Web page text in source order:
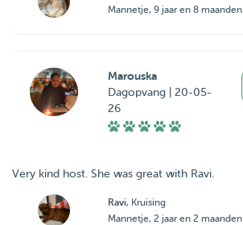
Mannetje, 9 jaar en 8 maanden
Marouska
Dagopvang | 20-05-
26
Very kind host. She was great with Ravi.
Ravi, Kruising
Mannetje, 2 jaar en 2 maanden